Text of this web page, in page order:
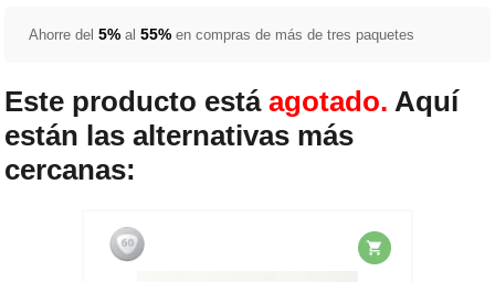
Ahorre del5%al55%en compras de más de tres paquetes
Este producto estáagotado. Aquí
están las alternativas más
cercanas: